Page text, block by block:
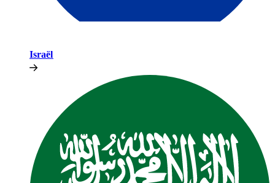
Israël​​